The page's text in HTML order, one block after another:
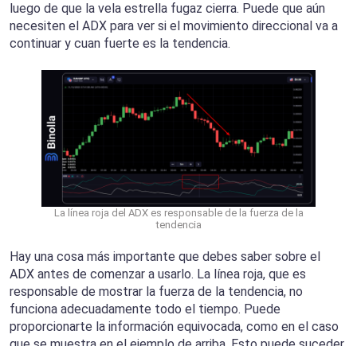
luego de que la vela estrella fugaz cierra. Puede que aún
necesiten el ADX para ver si el movimiento direccional va a
continuar y cuan fuerte es la tendencia.
La línea roja del ADX es responsable de la fuerza de la
tendencia
Hay una cosa más importante que debes saber sobre el
ADX antes de comenzar a usarlo. La línea roja, que es
responsable de mostrar la fuerza de la tendencia, no
funciona adecuadamente todo el tiempo. Puede
proporcionarte la información equivocada, como en el caso